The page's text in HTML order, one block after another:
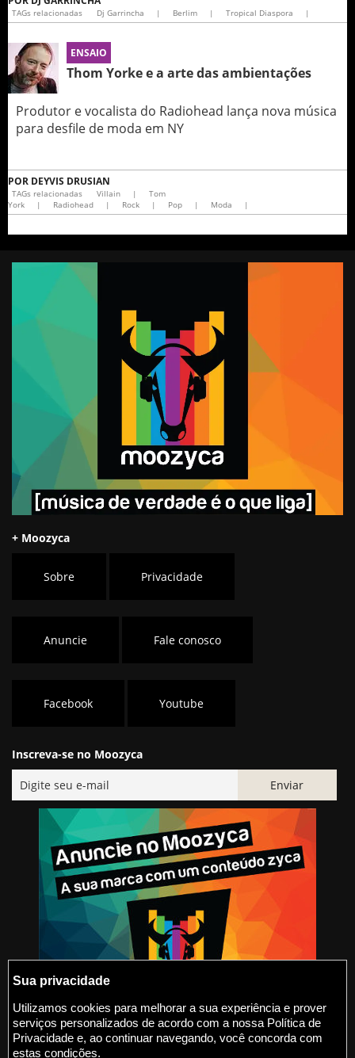
TAGs relacionadas Dj Garrincha | Berlim | Tropical Diaspora |
ENSAIO
Thom Yorke e a arte das ambientações
Produtor e vocalista do Radiohead lança nova música
para desfile de moda em NY
POR DEYVIS DRUSIAN
TAGs relacionadas Villain |
Tom
York
| Radiohead | Rock | Pop | Moda |
+ Moozyca
Sobre Privacidade
Anuncie Fale conosco
Facebook Youtube
Inscreva-se no Moozyca
@2015-2026 Moozyca
Sua privacidade
Utilizamos cookies para melhorar a sua experiência e prover
serviços personalizados de acordo com a nossa Política de
Privacidade e, ao continuar navegando, você concorda com
estas condições.